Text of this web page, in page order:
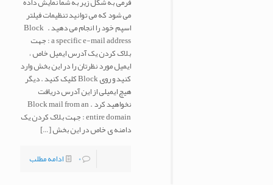
می شود که می توانید تنظیمات فیلتر
اسپم خود را انجام می دهید . Block
a specific e-mail address : جهت
بلاک کردن یک آدرس ایمیل خاص ،
ایمیل مورد نظرتان را در این بخش وارد
کنید و روی Block کلیک کنید . دیگر
هیچ ایمیلی از این آدرس دریافت
نخواهید کرد . Block mail from an
entire domain : جهت بلاک کردن یک
دامنه ی خاص در این بخش[…]
0
ادامه مطلب